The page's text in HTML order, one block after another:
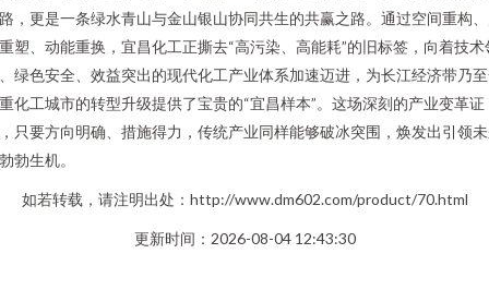
，更是一条绿水青山与金山银山协同共生的共赢之路。通过空间重构
塑、动能重换，宜昌化工正撕去“高污染、高能耗”的旧标签，向着技术
绿色安全、效益突出的现代化工产业体系加速迈进，为长江经济带乃
化工城市的转型升级提供了宝贵的“宜昌样本”。这场深刻的产业变革证
只要方向明确、措施得力，传统产业同样能够破冰突围，焕发出引领
勃生机。
如若转载，请注明出处：http://www.dm602.com/product/70.html
更新时间：2026-08-04 12:43:30